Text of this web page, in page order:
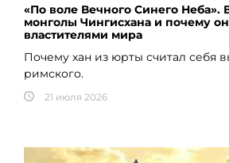
«По воле Вечного Синего Неба».
монголы Чингисхана и почему
властителями мира
Почему хан из юрты считал себя
римского.
21 июля 2026